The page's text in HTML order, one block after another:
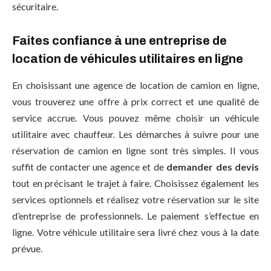
sécuritaire.
Faites confiance à une entreprise de
location de véhicules utilitaires en ligne
En choisissant une agence de location de camion en ligne,
vous trouverez une offre à prix correct et une qualité de
service accrue. Vous pouvez même choisir un véhicule
utilitaire avec chauffeur. Les démarches à suivre pour une
réservation de camion en ligne sont très simples. Il vous
suffit de contacter une agence et de demander des devis
tout en précisant le trajet à faire. Choisissez également les
services optionnels et réalisez votre réservation sur le site
d’entreprise de professionnels. Le paiement s’effectue en
ligne. Votre véhicule utilitaire sera livré chez vous à la date
prévue.